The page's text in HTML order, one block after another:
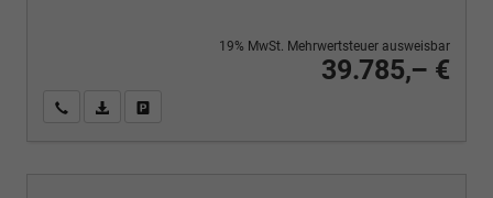
39.785,– €
19% MwSt. Mehrwertsteuer ausweisbar
Wir rufen Sie anPDF-Fahrzeugexposé drucken